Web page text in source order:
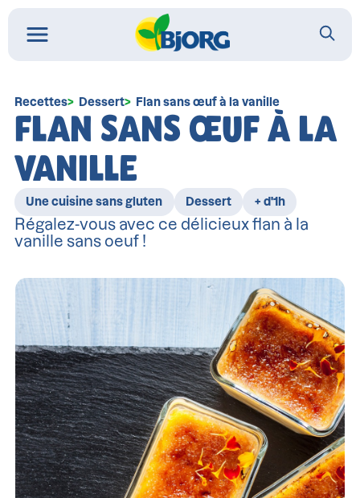
Recettes Dessert Flan sans œuf à la vanille
FLAN SANS ŒUF À LA
VANILLE
Une cuisine sans gluten Dessert + d'1h
Régalez-vous avec ce délicieux flan à la
vanille sans oeuf !